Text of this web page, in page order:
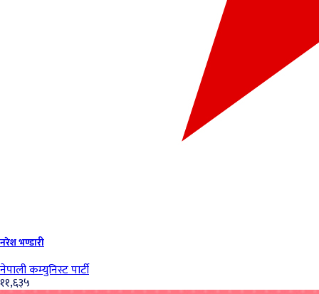
नरेश भण्‍डारी
नेपाली कम्युनिस्ट पार्टी
११,६३५